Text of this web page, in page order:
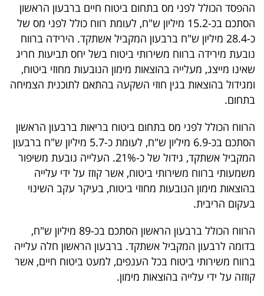
ההפסד הכולל לפני מס בתחום ביטוח חיים ברבעון הראשון
הסתכם בכ-15.2 מיליון ש"ח, לעומת רווח כולל לפני מס של
כ-28.4 מיליון ש"ח ברבעון המקביל אשתקד. הירידה ברווח
נובעת מירידה ברווח משירותי ביטוח בשל יחס תביעות חריג
שאינו מייצג, מעלייה בהוצאות מימון הנובעות מחוזי ביטוח,
ומגידול בהוצאות בגין חוזי השקעה בהתאם לתוכנית הצמיחה
בתחום.
הרווח הכולל לפני מס בתחום ביטוח בריאות ברבעון הראשון
הסתכם בכ-6.9 מיליון ש"ח, לעומת כ-5.7 מיליון ש"ח ברבעון
המקביל אשתקד, גידול של כ-21%. העלייה נובעת משיפור
משמעותי ברווח משירותי ביטוח, אשר קוזז על ידי עלייה
בהוצאות מימון הנובעות מחוזי ביטוח, בעיקר עקב השינוי
בעקום הריבית.
הרווח הכולל ברבעון הראשון הסתכם בכ-89 מיליון ש"ח,
בדומה לרבעון המקביל אשתקד. ברבעון הראשון חלה עלייה
ברווח משירותי ביטוח בכל הענפים, למעט ביטוח חיים, אשר
קוזזה על ידי עלייה בהוצאות מימון.